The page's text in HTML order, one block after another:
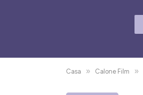
Casa » Calone Film »